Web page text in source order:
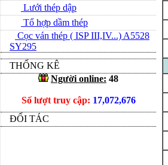
Lưới thép dập
Tổ hợp dầm thép
Cọc ván thép ( ISP III,IV...) A5528
SY295
THỐNG KÊ
Người online: 48
Số lượt truy cập: 17,072,676
ĐỐI TÁC